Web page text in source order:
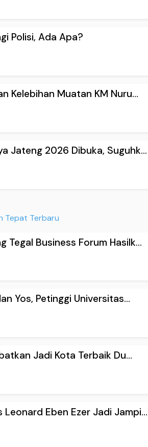
Polisi, Ada Apa?
Kelebihan Muatan KM Nuru...
Jateng 2026 Dibuka, Suguhk...
Tepat Terbaru
Tegal Business Forum Hasilk...
Yos, Petinggi Universitas...
Jadi Kota Terbaik Du...
Eben Ezer Jadi Jampi...